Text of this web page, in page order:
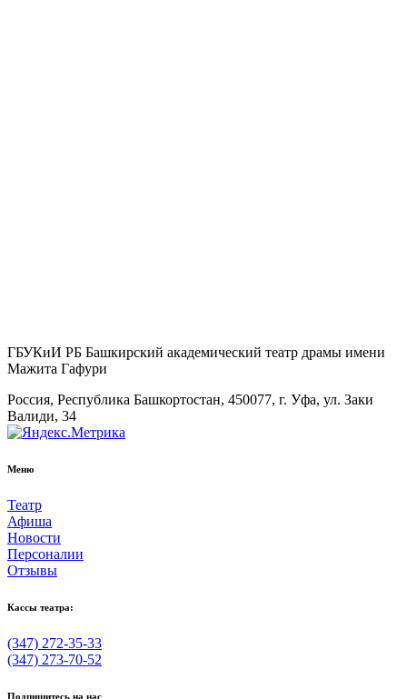
ГБУКиИ РБ Башкирский академический театр драмы имени
Мажита Гафури
Россия, Республика Башкортостан, 450077, г. Уфа, ул. Заки
Валиди, 34
Меню
Театр
Афиша
Новости
Персоналии
Отзывы
Кассы театра:
(347) 272-35-33
(347) 273-70-52
Подпишитесь на нас